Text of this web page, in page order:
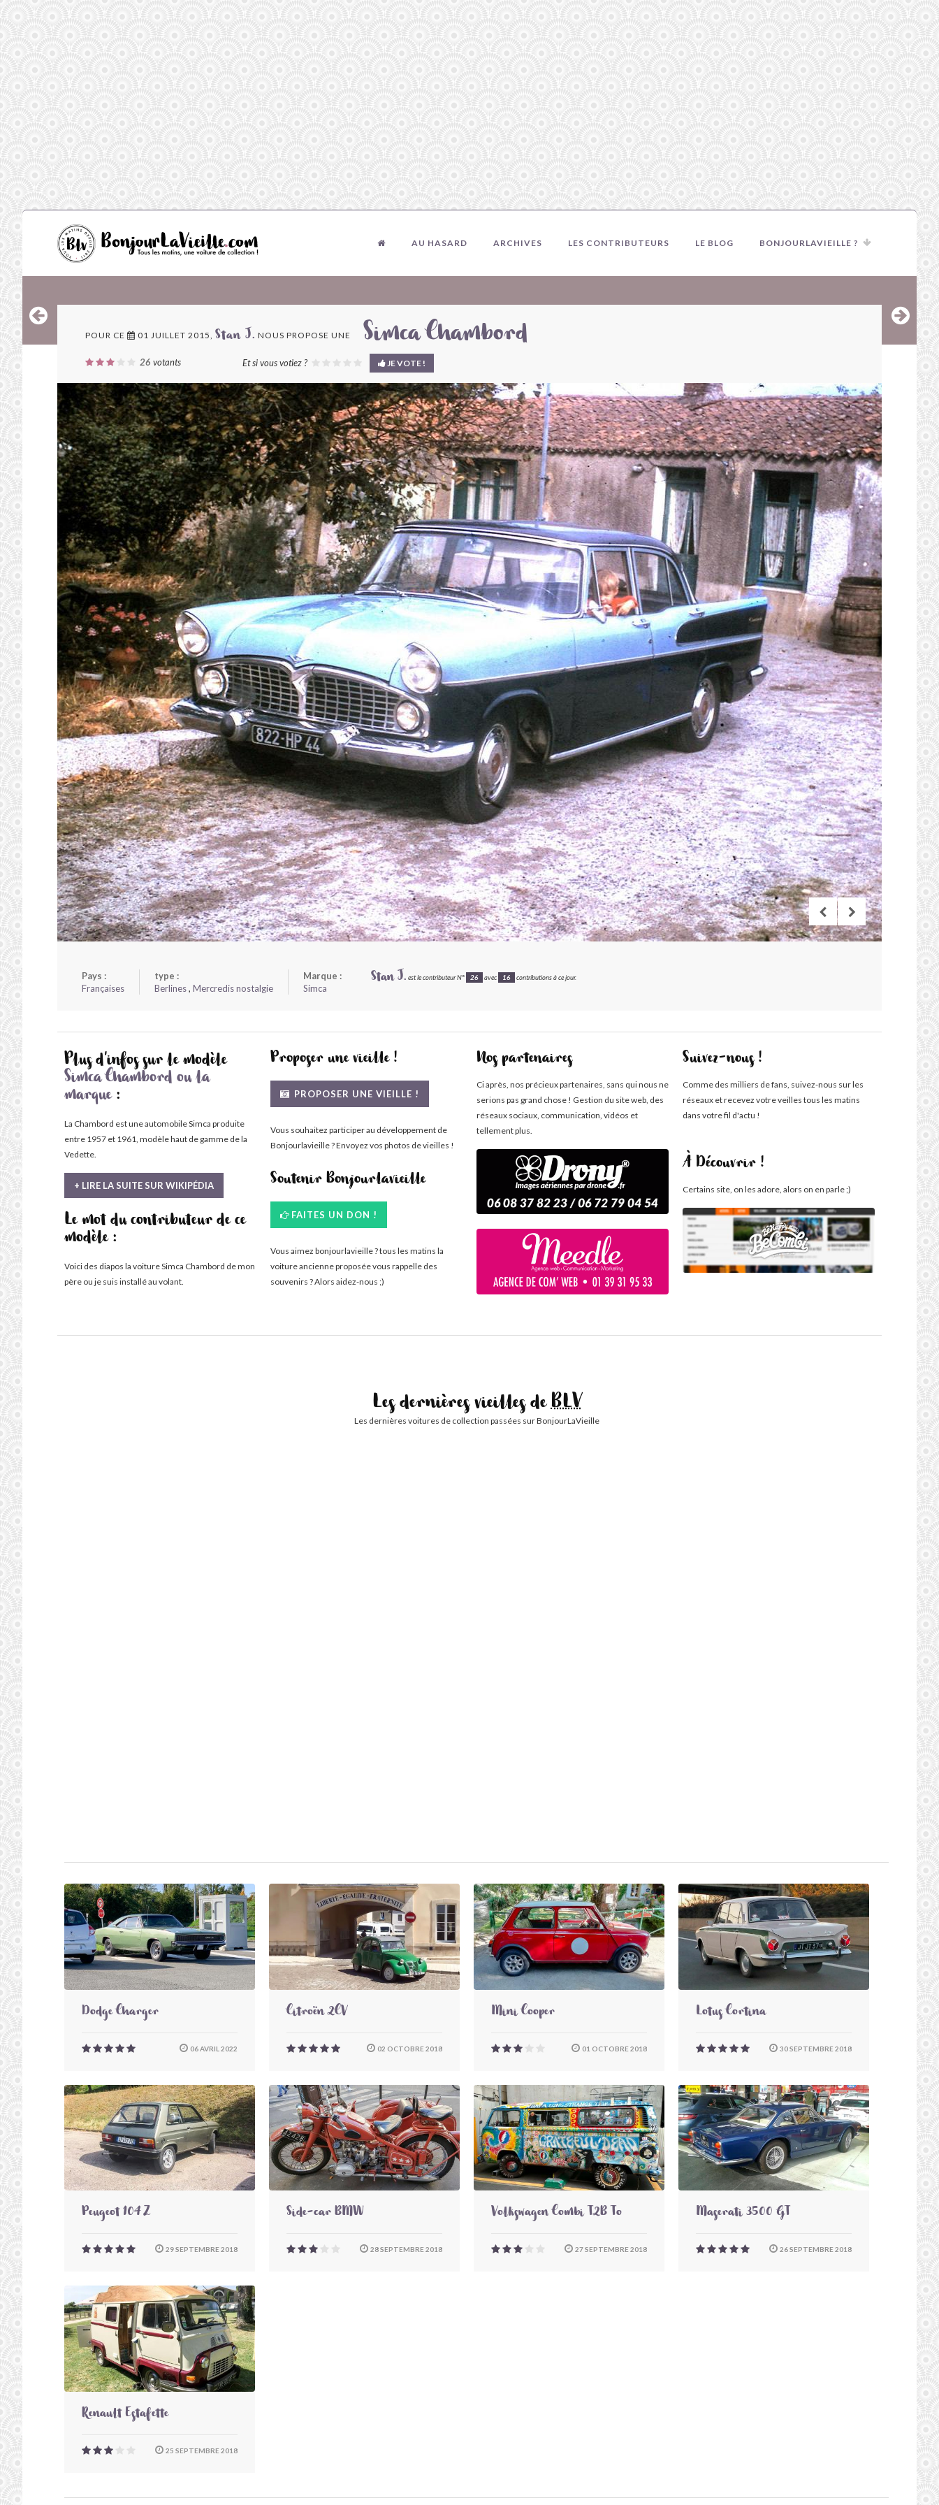
AU HASARD ARCHIVES LES CONTRIBUTEURS LE BLOG BONJOURLAVIEILLE ?
POUR CE 01 JUILLET 2015, Stan J. NOUS PROPOSE UNE Simca Chambord
26 votants Et si vous votiez ? JE VOTE !
Pays :
Françaises
type :
Berlines, Mercredis nostalgie
Marque :
Simca
Stan J. est le contributeur N° 26 avec 16 contributions à ce jour.
Plus d'infos sur le modèle
Simca Chambord ou la
marque:
La Chambord est une automobile Simca produite
entre 1957 et 1961, modèle haut de gamme de la
Vedette.
+ LIRE LA SUITE SUR WIKIPÉDIA
Le mot du contributeur de ce
modèle :
Voici des diapos la voiture Simca Chambord de mon
père ou je suis installé au volant.
Proposer une vieille !
PROPOSER UNE VIEILLE !
Vous souhaitez participer au développement de
Bonjourlavieille ? Envoyez vos photos de vieilles !
Soutenir Bonjourlavieille
FAITES UN DON !
Vous aimez bonjourlavieille ? tous les matins la
voiture ancienne proposée vous rappelle des
souvenirs ? Alors aidez-nous ;)
Nos partenaires
Ci après, nos précieux partenaires, sans qui nous ne
serions pas grand chose ! Gestion du site web, des
réseaux sociaux, communication, vidéos et
tellement plus.
Suivez-nous !
Comme des milliers de fans, suivez-nous sur les
réseaux et recevez votre veilles tous les matins
dans votre fil d'actu !
À Découvrir !
Certains site, on les adore, alors on en parle ;)
Les dernières vieilles deBLV
Les dernières voitures de collection passées sur BonjourLaVieille
Dodge Charger
06 AVRIL 2022
Citroën 2CV
02 OCTOBRE 2018
Mini Cooper
01 OCTOBRE 2018
Lotus Cortina
30 SEPTEMBRE 2018
Peugeot 104 Z
29 SEPTEMBRE 2018
Side-car BMW
28 SEPTEMBRE 2018
Volkswagen Combi T2B To
27 SEPTEMBRE 2018
Maserati 3500 GT
26 SEPTEMBRE 2018
Renault Estafette
25 SEPTEMBRE 2018